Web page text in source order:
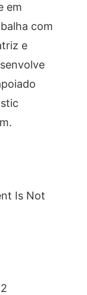
em
com
e
Is Not